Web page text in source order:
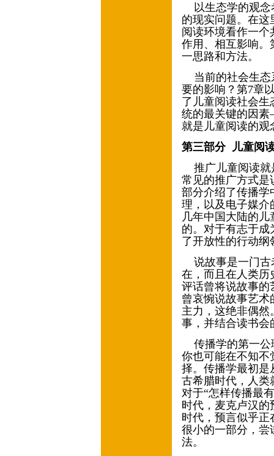
以生态学的观
的现实问题。在
阅读环境看作一个
作用、相互影响。
一思路和方法。
当前的社会生
要的影响？第7章
了儿童阅读社会
统的最关键的因
就是儿童阅读的观
第三部分 儿童阅
推广儿童阅读
常见的推广方式是
部分介绍了传播学
理，以及电子媒介
几年中国大陆的
的。对于有志于
了开放性的行动纲
说故事是一门
在，而且在人类历
评话曾将说故事的
曾哀惋说故事艺
主力，这绝非偶然
事，并结合读书会
传播学的第一
你也可能在不知不
择。传播学最初是
古希腊时代，人类
对于“怎样传播最
时代，麦克卢汉
时代，预言似乎正
很小的一部分，尝
法。